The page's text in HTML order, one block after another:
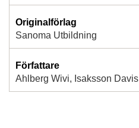
Originalförlag
Sanoma Utbildning
Författare
Ahlberg Wivi, Isaksson Davis